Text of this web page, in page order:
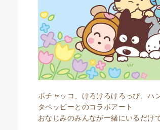
ポチャッコ、けろけろけろっぴ、ハ
タペッピーとのコラボアート
おなじみのみんなが一緒にいるだけ